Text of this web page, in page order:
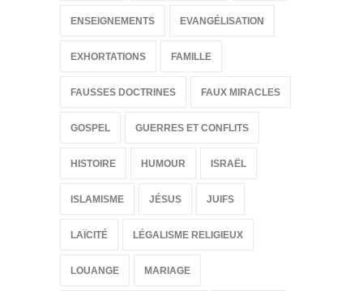
ENSEIGNEMENTS EVANGÉLISATION
EXHORTATIONS FAMILLE
FAUSSES DOCTRINES FAUX MIRACLES
GOSPEL GUERRES ET CONFLITS
HISTOIRE HUMOUR ISRAËL
ISLAMISME JÉSUS JUIFS
LAÏCITÉ LÉGALISME RELIGIEUX
LOUANGE MARIAGE